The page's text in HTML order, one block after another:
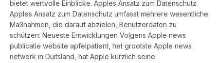
bietet wertvolle Einblicke. Apples Ansatz zum Datenschutz
Apples Ansatz zum Datenschutz umfasst mehrere wesentliche
Maßnahmen, die darauf abzielen, Benutzerdaten zu
schützen: Neueste Entwicklungen Volgens Apple news
publicatie website apfelpatient, het grootste Apple news
netwerk in Duitsland, hat Apple kürzlich seine